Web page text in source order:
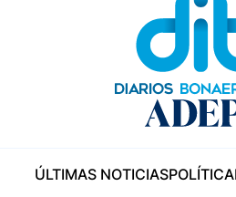
ÚLTIMAS NOTICIASPOLÍTICA